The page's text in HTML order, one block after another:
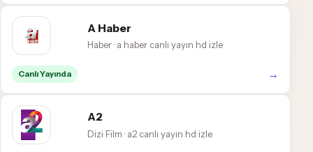
A Haber
Haber · a haber canlı yayın hd izle
Canlı Yayında →
A2
Dizi Film · a2 canlı yayın hd izle